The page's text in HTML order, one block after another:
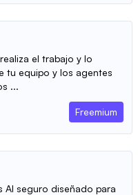
el trabajo y lo
tu equipo y los agentes
...
Freemium
AI seguro diseñado para